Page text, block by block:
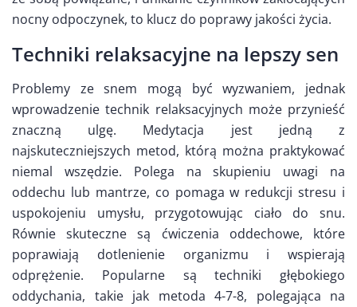
nocny odpoczynek, to klucz do poprawy jakości życia.
Techniki relaksacyjne na lepszy sen
Problemy ze snem mogą być wyzwaniem, jednak
wprowadzenie technik relaksacyjnych może przynieść
znaczną ulgę. Medytacja jest jedną z
najskuteczniejszych metod, którą można praktykować
niemal wszędzie. Polega na skupieniu uwagi na
oddechu lub mantrze, co pomaga w redukcji stresu i
uspokojeniu umysłu, przygotowując ciało do snu.
Równie skuteczne są ćwiczenia oddechowe, które
poprawiają dotlenienie organizmu i wspierają
odprężenie. Popularne są techniki głębokiego
oddychania, takie jak metoda 4-7-8, polegająca na